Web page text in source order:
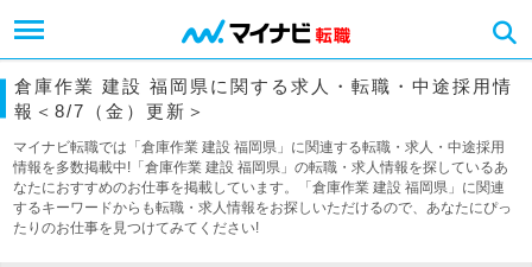
倉庫作業 建設 福岡県に関する求人・転職・中途採用情
報＜8/7（金）更新＞
マイナビ転職では「倉庫作業 建設 福岡県」に関連する転職・求人・中途採用
情報を多数掲載中!「倉庫作業 建設 福岡県」の転職・求人情報を探しているあ
なたにおすすめのお仕事を掲載しています。「倉庫作業 建設 福岡県」に関連
するキーワードからも転職・求人情報をお探しいただけるので、あなたにぴっ
たりのお仕事を見つけてみてください!